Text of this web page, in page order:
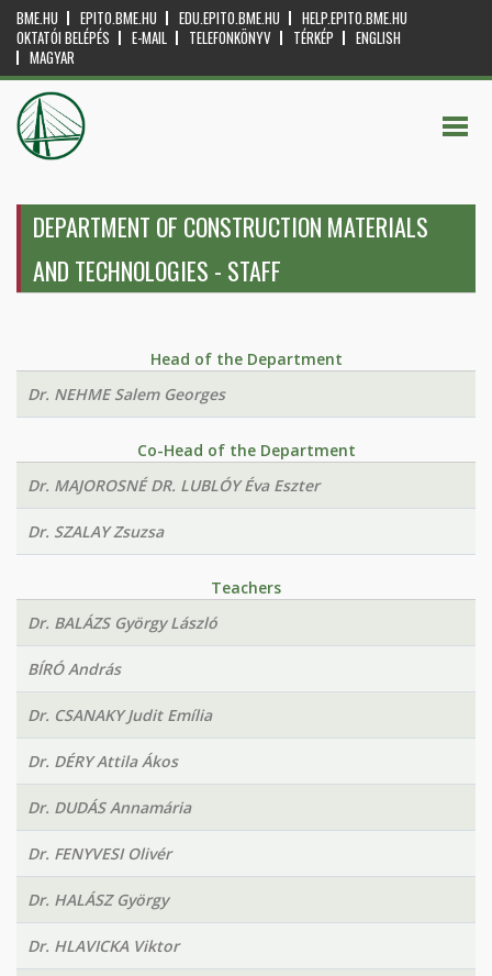
BME.HU EPITO.BME.HU EDU.EPITO.BME.HU
HELP.EPITO.BME.HU
OKTATÓI BELÉPÉS
E-MAIL TELEFONKÖNYV TÉRKÉP
ENGLISH
MAGYAR
DEPARTMENT OF CONSTRUCTION MATERIALS
AND TECHNOLOGIES - STAFF
Head of the Department
Dr. NEHME Salem Georges
Co-Head of the Department
Dr. MAJOROSNÉ DR. LUBLÓY Éva Eszter
Dr. SZALAY Zsuzsa
Teachers
Dr. BALÁZS György László
BÍRÓ András
Dr. CSANAKY Judit Emília
Dr. DÉRY Attila Ákos
Dr. DUDÁS Annamária
Dr. FENYVESI Olivér
Dr. HALÁSZ György
Dr. HLAVICKA Viktor